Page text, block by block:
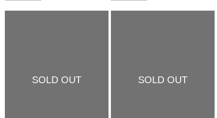
SOLD OUT SOLD OUT